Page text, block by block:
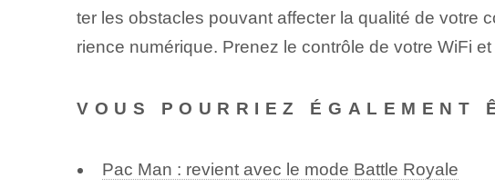
ter les obstacles pouvant affecter la qualité de votre
rience numérique. Prenez le contrôle de votre WiFi
VOUS POURRIEZ ÉGALEMENT
Pac Man : revient avec le mode Battle Royale